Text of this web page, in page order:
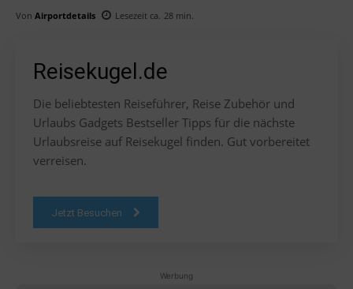
Von Airportdetails Lesezeit ca. 28 min.
Reisekugel.de
Die beliebtesten Reiseführer, Reise Zubehör und
Urlaubs Gadgets Bestseller Tipps für die nächste
Urlaubsreise auf Reisekugel finden. Gut vorbereitet
verreisen.
Jetzt Besuchen
Werbung